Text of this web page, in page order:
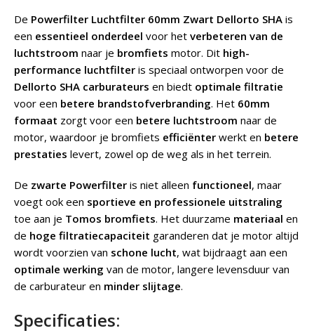
De Powerfilter Luchtfilter 60mm Zwart Dellorto SHA is
een essentieel onderdeel voor het verbeteren van de
luchtstroom naar je bromfiets motor. Dit high-
performance luchtfilter is speciaal ontworpen voor de
Dellorto SHA carburateurs en biedt optimale filtratie
voor een betere brandstofverbranding. Het 60mm
formaat zorgt voor een betere luchtstroom naar de
motor, waardoor je bromfiets efficiënter werkt en betere
prestaties levert, zowel op de weg als in het terrein.
De zwarte Powerfilter is niet alleen functioneel, maar
voegt ook een sportieve en professionele uitstraling
toe aan je Tomos bromfiets. Het duurzame materiaal en
de hoge filtratiecapaciteit garanderen dat je motor altijd
wordt voorzien van schone lucht, wat bijdraagt aan een
optimale werking van de motor, langere levensduur van
de carburateur en minder slijtage.
Specificaties: